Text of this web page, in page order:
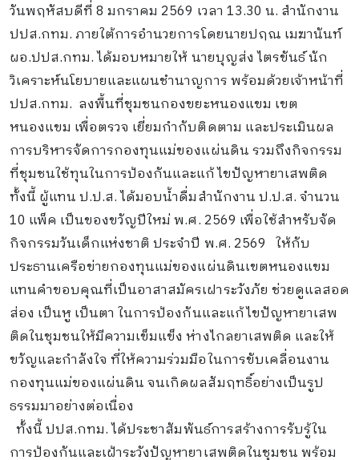
วันพฤหัสบดีที่ 8 มกราคม 2569 เวลา 13.30 น. สำนักงาน
ปปส.กทม. ภายใต้การอำนวยการโดยนายปฤณ เมฆานันท์
ผอ.ปปส.กทม. ได้มอบหมายให้ นายบุญส่ง ไตรขันธ์ นัก
วิเคราะห์นโยบายและแผนชำนาญการ พร้อมด้วยเจ้าหน้าที่
ปปส.กทม. ลงพื้นที่ชุมชนกองขยะหนองแขม เขต
หนองแขม เพื่อตรวจ เยี่ยมกำกับติดตาม และประเมินผล
การบริหารจัดการกองทุนแม่ของแผ่นดิน รวมถึงกิจกรรม
ที่ชุมชนใช้ทุนในการป้องกันและแก้ไขปัญหายาเสพติด
ทั้งนี้ ผู้แทน ป.ป.ส. ได้มอบน้ำดื่มสำนักงาน ป.ป.ส. จำนวน
10 แพ็ค เป็นของขวัญปีใหม่ พ.ศ. 2569 เพื่อใช้สำหรับจัด
กิจกรรมวันเด็กแห่งชาติ ประจำปี พ.ศ. 2569 ให้กับ
ประธานเครือข่ายกองทุนแม่ของแผ่นดินเขตหนองแขม
แทนคำขอบคุณที่เป็นอาสาสมัครเฝาระวังภัย ช่วยดูแลสอด
ส่อง เป็นหู เป็นตา ในการป้องกันและแก้ไขปัญหายาเสพ
ติดในชุมชนให้มีความเข็มแข็ง ห่างไกลยาเสพติด และให้
ขวัญและกำลังใจ ที่ให้ความร่วมมือในการขับเคลื่อนงาน
กองทุนแม่ของแผ่นดิน จนเกิดผลสัมฤทธิ์อย่างเป็นรูป
ธรรมมาอย่างต่อเนื่อง
ทั้งนี้ ปปส.กทม. ได้ประชาสัมพันธ์การสร้างการรับรู้ใน
การป้องกันและเฝ้าระวังปัญหายาเสพติดในชุมชน พร้อม